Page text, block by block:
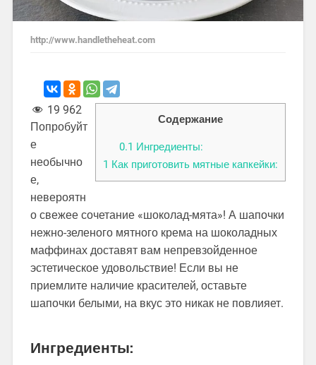
http://www.handletheheat.com
Содержание
0.1 Ингредиенты:
1 Как приготовить мятные капкейки:
19 962
Попробуйт
е
необычно
е,
невероятн
о свежее сочетание «шоколад-мята»! А шапочки
нежно-зеленого мятного крема на шоколадных
маффинах доставят вам непревзойденное
эстетическое удовольствие! Если вы не
приемлите наличие красителей, оставьте
шапочки белыми, на вкус это никак не повлияет.
Ингредиенты: